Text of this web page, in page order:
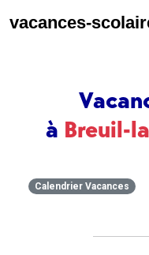
vacances-
à Breuil-
Calendrier Vacances